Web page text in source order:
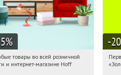
%
08:30:50 Получили:
товары во всей розничной
и интернет-магазине Hoff
-20